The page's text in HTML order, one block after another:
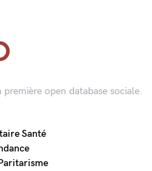
open database sociale.
Santé